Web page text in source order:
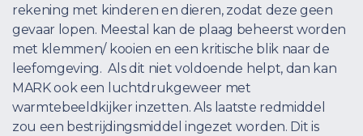
rekening met kinderen en dieren, zodat deze geen
gevaar lopen. Meestal kan de plaag beheerst worden
met klemmen/ kooien en een kritische blik naar de
leefomgeving. Als dit niet voldoende helpt, dan kan
MARK ook een luchtdrukgeweer met
warmtebeeldkijker inzetten. Als laatste redmiddel
zou een bestrijdingsmiddel ingezet worden. Dit is